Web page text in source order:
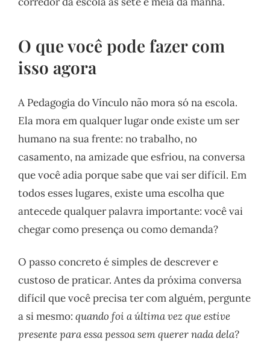
O que você pode fazer com
isso agora
A Pedagogia do Vínculo não mora só na escola.
Ela mora em qualquer lugar onde existe um ser
humano na sua frente: no trabalho, no
casamento, na amizade que esfriou, na conversa
que você adia porque sabe que vai ser difícil. Em
todos esses lugares, existe uma escolha que
antecede qualquer palavra importante: você vai
chegar como presença ou como demanda?
O passo concreto é simples de descrever e
custoso de praticar. Antes da próxima conversa
difícil que você precisa ter com alguém, pergunte
a si mesmo: quando foi a última vez que estive
presente para essa pessoa sem querer nada dela?